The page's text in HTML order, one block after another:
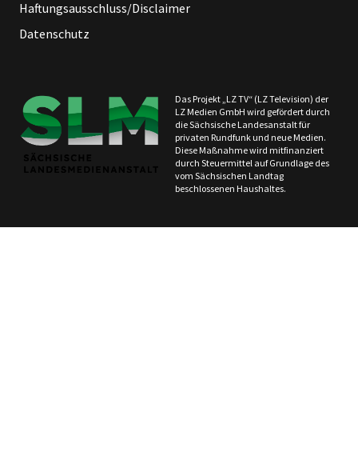
Haftungsausschluss/Disclaimer
Datenschutz
Das Projekt „LZ TV“ (LZ Television) der
LZ Medien GmbH wird gefördert durch
die Sächsische Landesanstalt für
privaten Rundfunk und neue Medien.
Diese Maßnahme wird mitfinanziert
durch Steuermittel auf Grundlage des
vom Sächsischen Landtag
beschlossenen Haushaltes.